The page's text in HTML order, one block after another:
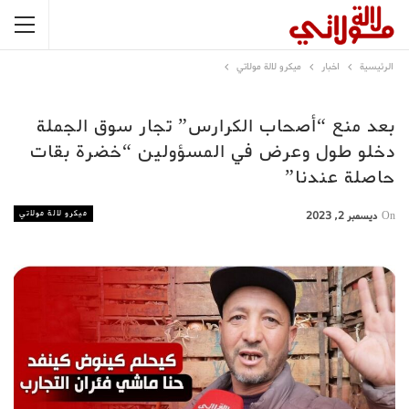
الرئيسية اخبار ميكرو لالة مولاتي
بعد منع “أصحاب الكرارس” تجار سوق الجملة
دخلو طول وعرض في المسؤولين “خضرة بقات
حاصلة عندنا”
ميكرو لالة مولاتي On ديسمبر 2, 2023